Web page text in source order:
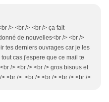
/> <br /> <br /> ça fait
de nouvelles<br /> <br />
tes derniers ouvrages car je les
cas j'espere que ce mail te
/> <br /> <br /> gros bisous et
<br /> <br /> <br /> <br /> <br />